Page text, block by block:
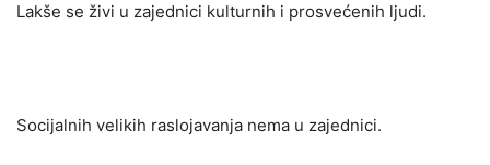
Lakše se živi u zajednici kulturnih i prosvećenih ljudi.
Socijalnih velikih raslojavanja nema u zajednici.